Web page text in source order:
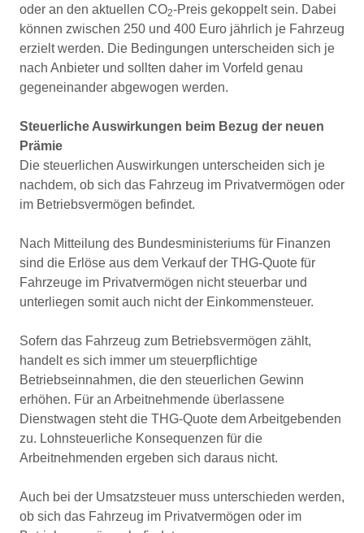
oder an den aktuellen CO2-Preis gekoppelt sein. Dabei
können zwischen 250 und 400 Euro jährlich je Fahrzeug
erzielt werden. Die Bedingungen unterscheiden sich je
nach Anbieter und sollten daher im Vorfeld genau
gegeneinander abgewogen werden.
Steuerliche Auswirkungen beim Bezug der neuen
Prämie
Die steuerlichen Auswirkungen unterscheiden sich je
nachdem, ob sich das Fahrzeug im Privatvermögen oder
im Betriebsvermögen befindet.
Nach Mitteilung des Bundesministeriums für Finanzen
sind die Erlöse aus dem Verkauf der THG-Quote für
Fahrzeuge im Privatvermögen nicht steuerbar und
unterliegen somit auch nicht der Einkommensteuer.
Sofern das Fahrzeug zum Betriebsvermögen zählt,
handelt es sich immer um steuerpflichtige
Betriebseinnahmen, die den steuerlichen Gewinn
erhöhen. Für an Arbeitnehmende überlassene
Dienstwagen steht die THG-Quote dem Arbeitgebenden
zu. Lohnsteuerliche Konsequenzen für die
Arbeitnehmenden ergeben sich daraus nicht.
Auch bei der Umsatzsteuer muss unterschieden werden,
ob sich das Fahrzeug im Privatvermögen oder im